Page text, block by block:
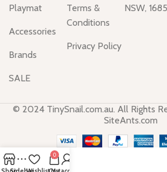
Playmat
Accessories
Brands
SALE
Terms &
Conditions
Privacy Policy
NSW,
© 2024 TinySnail.com.au. All Rights
SiteAnts.com
0